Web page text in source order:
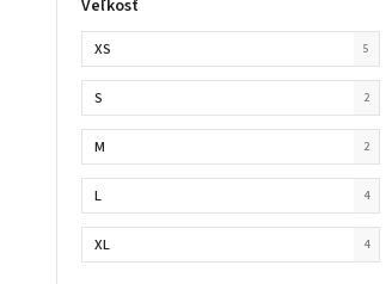
Veľkosť
XS 5
S 2
M 2
L 4
XL 4